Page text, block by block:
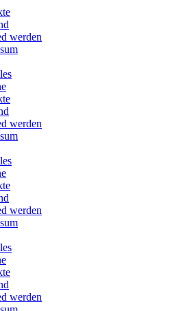
werden
werden
werden
werden